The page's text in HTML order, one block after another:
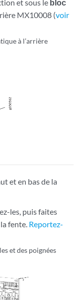
et sous le bloc
MX10008 (voir
à l’arrière
et en bas de la
les, puis faites
fente. Reportez-
et des poignées